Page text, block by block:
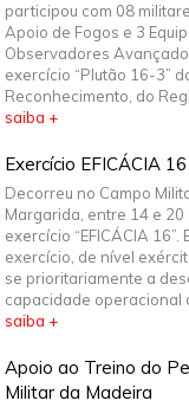
participou com 08
Apoio de Fogos e 3
Observadores
exercício “Plutão 16-3”
Reconhecimento, do
saiba +
Exercício EFICÁCIA 16
Decorreu no Campo
Margarida, entre 14 e 20
exercício “EFICÁCIA 16”.
exercício, de nível
se prioritariamente a
capacidade operacional
saiba +
Apoio ao Treino do
Militar da Madeira